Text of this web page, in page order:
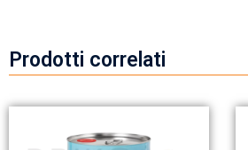
Prodotti correlati